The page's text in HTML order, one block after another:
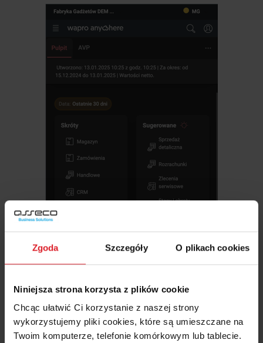
Zgoda Szczegóły O plikach cookies
Niniejsza strona korzysta z plików cookie
Chcąc ułatwić Ci korzystanie z naszej strony
wykorzystujemy pliki cookies, które są umieszczane na
Twoim komputerze, telefonie komórkowym lub tablecie.